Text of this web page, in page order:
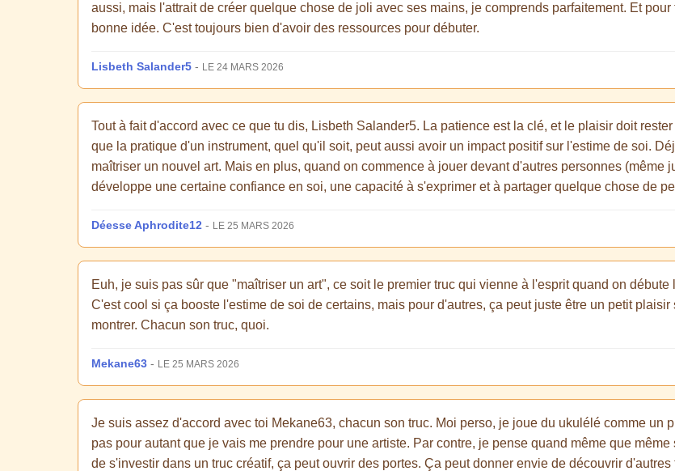
aussi, mais l'attrait de créer quelque chose de joli avec ses mains, je comprends parfaitement. Et
bonne idée. C'est toujours bien d'avoir des ressources pour débuter.
Lisbeth Salander5 - LE 24 MARS 2026
Tout à fait d'accord avec ce que tu dis, Lisbeth Salander5. La patience est la clé, et le plaisir doit
que la pratique d'un instrument, quel qu'il soit, peut aussi avoir un impact positif sur l'estime de soi.
maîtriser un nouvel art. Mais en plus, quand on commence à jouer devant d'autres personnes (même
développe une certaine confiance en soi, une capacité à s'exprimer et à partager quelque chose de
Déesse Aphrodite12 - LE 25 MARS 2026
Euh, je suis pas sûr que "maîtriser un art", ce soit le premier truc qui vienne à l'esprit quand on
C'est cool si ça booste l'estime de soi de certains, mais pour d'autres, ça peut juste être un petit
montrer. Chacun son truc, quoi.
Mekane63 - LE 25 MARS 2026
Je suis assez d'accord avec toi Mekane63, chacun son truc. Moi perso, je joue du ukulélé comme un
pas pour autant que je vais me prendre pour une artiste. Par contre, je pense quand même que
de s'investir dans un truc créatif, ça peut ouvrir des portes. Ça peut donner envie de découvrir